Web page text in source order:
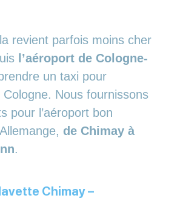
revient parfois moins cher
l’aéroport de Cologne-
un taxi pour
Cologne. Nous fournissons
pour l’aéroport bon
de Chimay à
.
Chimay –